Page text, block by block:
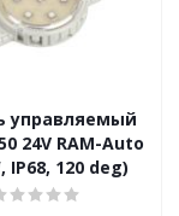
управляемый
24V RAM-Auto
IP68, 120 deg)